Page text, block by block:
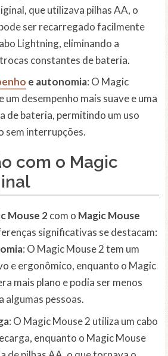
que utilizava pilhas AA, o
ser recarregado facilmente
Lightning, eliminando a
constantes de bateria.
e autonomia: O Magic
um desempenho mais suave e uma
de bateria, permitindo um uso
sem interrupções.
com o Magic
Mouse 2com o Magic Mouse
significativas se destacam:
: O Magic Mouse 2 tem um
e ergonômico, enquanto o Magic
mais plano e podia ser menos
pessoas.
: O Magic Mouse 2 utiliza um cabo
enquanto o Magic Mouse